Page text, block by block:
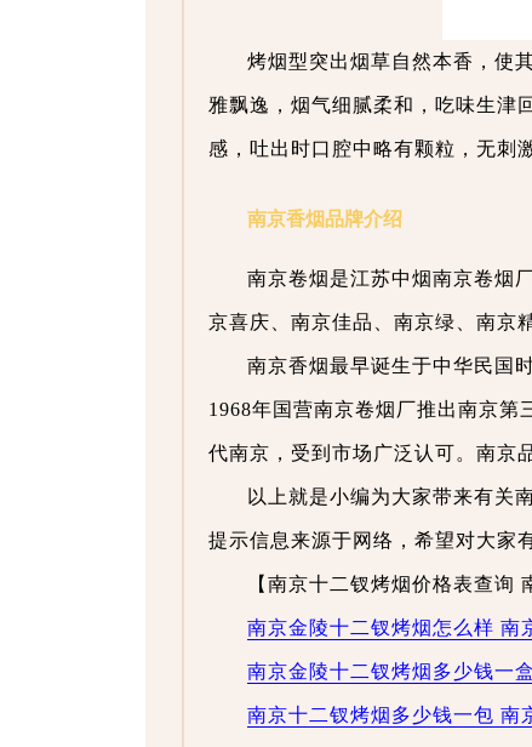
烤烟型突出烟草自然本香，使
雅飘逸，烟气细腻柔和，吃味生津
感，吐出时口腔中略有颗粒，无刺
南京香烟品牌介绍
南京卷烟是江苏中烟南京卷烟
京喜庆、南京佳品、南京绿、南京
南京香烟最早诞生于中华民国
1968年国营南京卷烟厂推出南京第
代南京，受到市场广泛认可。南京
以上就是小编为大家带来有关
提示信息来源于网络，希望对大家
【南京十二钗烤烟价格表查询
南京金陵十二钗烤烟怎么样 南
南京金陵十二钗烤烟多少钱一
南京十二钗烤烟多少钱一包 南